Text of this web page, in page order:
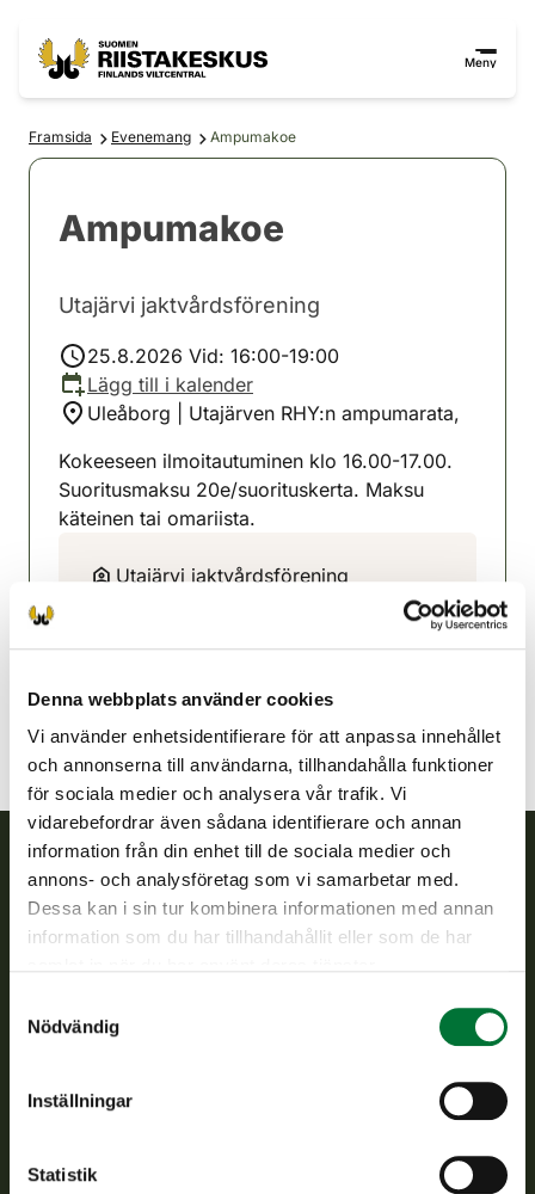
Denna webbplats använder cookies
Vi använder enhetsidentifierare för att anpassa innehållet
och annonserna till användarna, tillhandahålla funktioner
för sociala medier och analysera vår trafik. Vi
vidarebefordrar även sådana identifierare och annan
information från din enhet till de sociala medier och
annons- och analysföretag som vi samarbetar med.
Dessa kan i sin tur kombinera informationen med annan
information som du har tillhandahållit eller som de har
Nödvändig
Inställningar
Statistik
Meny
Framsida Evenemang Ampumakoe
Ampumakoe
Utajärvi jaktvårdsförening
25.8.2026 Vid: 16:00-19:00
Lägg till i kalender
Uleåborg | Utajärven RHY:n ampumarata,
Kokeeseen ilmoitautuminen klo 16.00-17.00.
Suoritusmaksu 20e/suorituskerta. Maksu
käteinen tai omariista.
Utajärvi jaktvårdsförening
Finlands viltcentral
som föreskrivs.